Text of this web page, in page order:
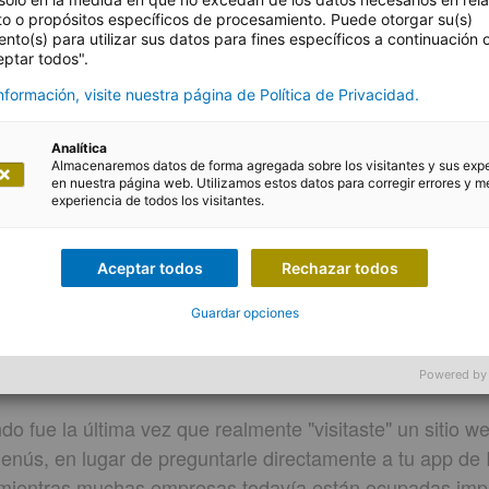
Harport
por qué la
al mundo de la IA
fue la última vez que realmente "visitaste" un sitio
en lugar de preguntarle directamente a tu app
o propósitos específicos de procesamiento. Puede otorgar su(s)
para utilizar sus datos para fines específicos a continuación
todos".
visite nuestra página de Política de Privacidad.
Analítica
Almacenaremos datos de forma agregada sobre los visitantes y sus
en nuestra página web. Utilizamos estos datos para corregir errores y
experiencia de todos los visitantes.
Aceptar todos Rechazar todos
Guardar opciones
Powered by